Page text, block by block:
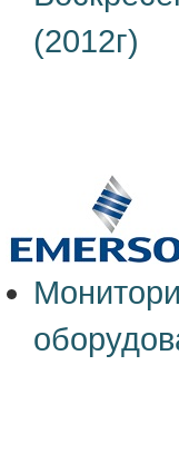
(2012г)